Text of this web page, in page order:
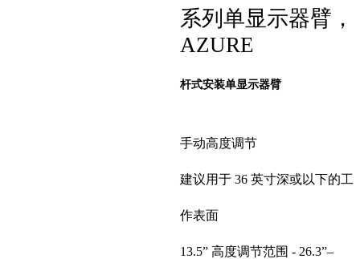
系列单显示器臂，
AZURE
杆式安装单显示器臂
手动高度调节
建议用于 36 英寸深或以下的工
作表面
13.5” 高度调节范围 - 26.3”–